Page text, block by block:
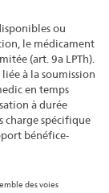
ou
le médicament
(art. 9a LPTh).
à la soumission
en temps
à durée
charge spécifique
bénéfice-
des voies